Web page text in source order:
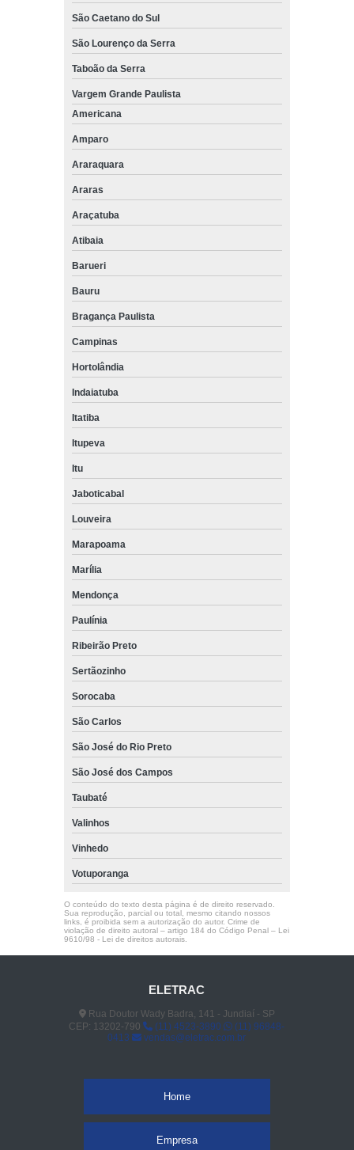
São Caetano do Sul
São Lourenço da Serra
Taboão da Serra
Vargem Grande Paulista
Americana
Amparo
Araraquara
Araras
Araçatuba
Atibaia
Barueri
Bauru
Bragança Paulista
Campinas
Hortolândia
Indaiatuba
Itatiba
Itupeva
Itu
Jaboticabal
Louveira
Marapoama
Marília
Mendonça
Paulínia
Ribeirão Preto
Sertãozinho
Sorocaba
São Carlos
São José do Rio Preto
São José dos Campos
Taubaté
Valinhos
Vinhedo
Votuporanga
O conteúdo do texto desta página é de direito reservado.
Sua reprodução, parcial ou total, mesmo citando nossos
links, é proibida sem a autorização do autor. Crime de
violação de direito autoral – artigo 184 do Código Penal – Lei
9610/98 - Lei de direitos autorais.
ELETRAC
Rua Doutor Wady Badra, 141 - Jundiaí - SP
CEP: 13202-790
(11) 4523-3890
(11) 96848-
0413
vendas@eletrac.com.br
Home
Empresa